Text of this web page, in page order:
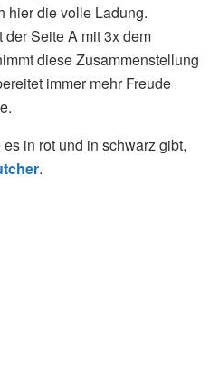
hier die volle Ladung.
Seite A mit 3x dem
diese Zusammenstellung
immer mehr Freude
in rot und in schwarz gibt,
.